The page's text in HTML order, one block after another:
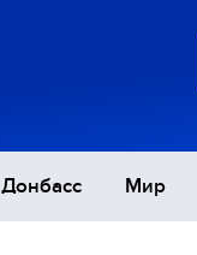
Донбасс Мир